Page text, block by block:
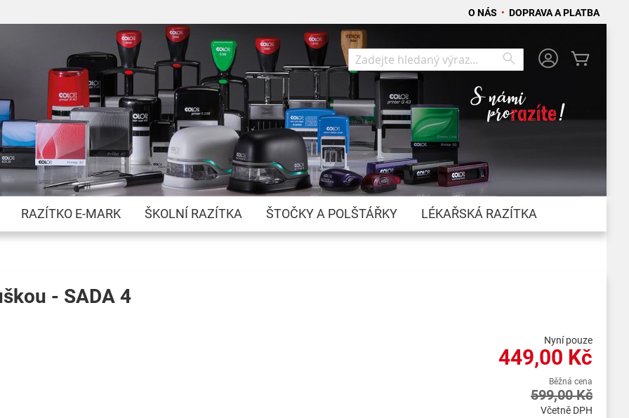
O NÁS • DOPRAVA A PLATBA
Přejít
na
obsah
Search
Search
RAZÍTKO E-MARK ŠKOLNÍ RAZÍTKA ŠTOČKY A POLŠTÁŘKY LÉKAŘSKÁ RAZÍTKA
- SADA 4
Nyní pouze
449,00 Kč
Běžná cena
599,00 Kč
Včetně DPH